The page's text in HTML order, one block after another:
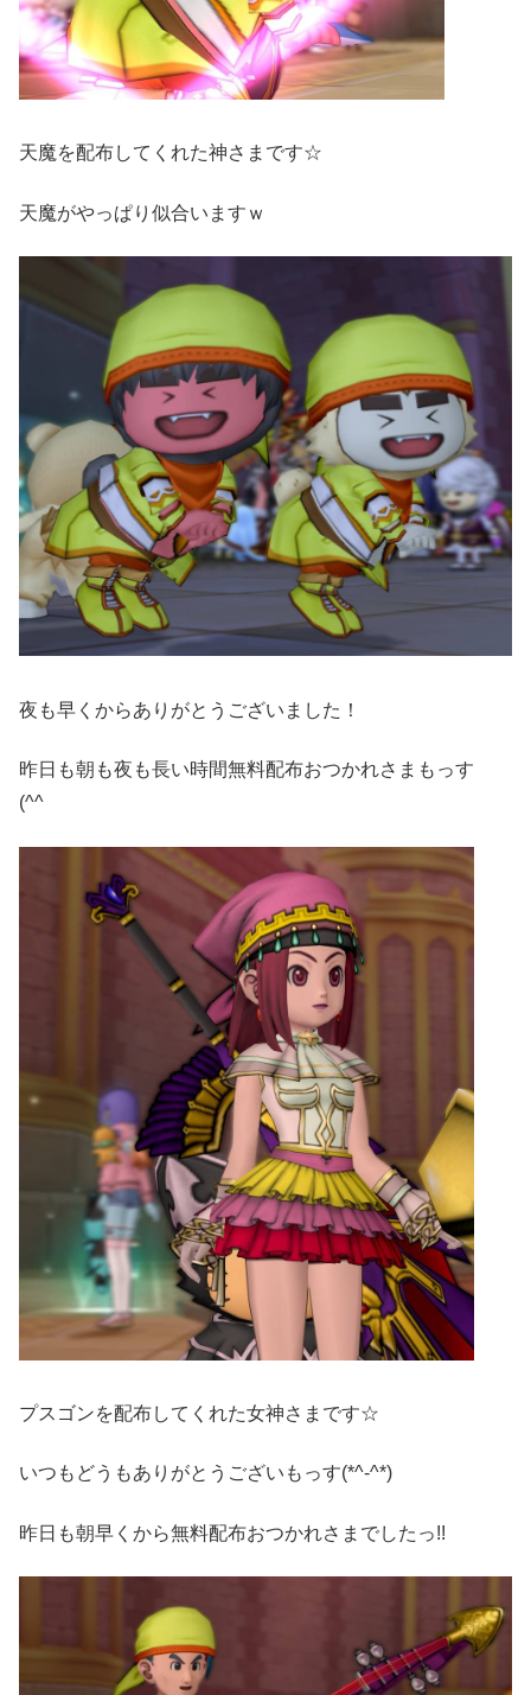
天魔を配布してくれた神さまです☆
天魔がやっぱり似合いますｗ
夜も早くからありがとうございました！
昨日も朝も夜も長い時間無料配布おつかれさまもっす
(^^ゞ
プスゴンを配布してくれた女神さまです☆
いつもどうもありがとうございもっす(*^-^*)
昨日も朝早くから無料配布おつかれさまでしたっ!!